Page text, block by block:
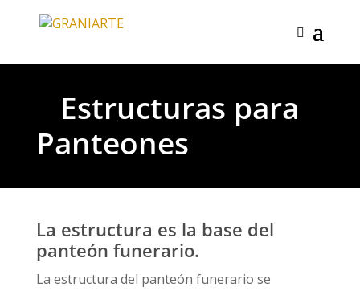
Estructuras para
Panteones
La estructura es la base del
panteón funerario.
La estructura del panteón funerario se